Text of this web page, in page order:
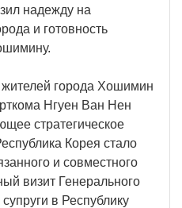
надежду на
и готовность
города Хошимин
Нгуен Ван Нен
стратегическое
Корея стало
и совместного
визит Генерального
в Республику